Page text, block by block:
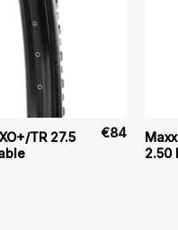
TR 27.5
€84
2.50